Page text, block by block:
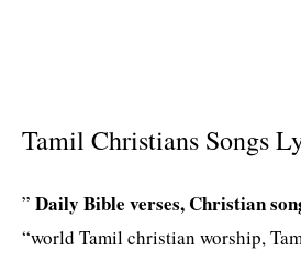
Tamil Christians Songs
” Daily Bible verses, Christian
“world Tamil christian worship,